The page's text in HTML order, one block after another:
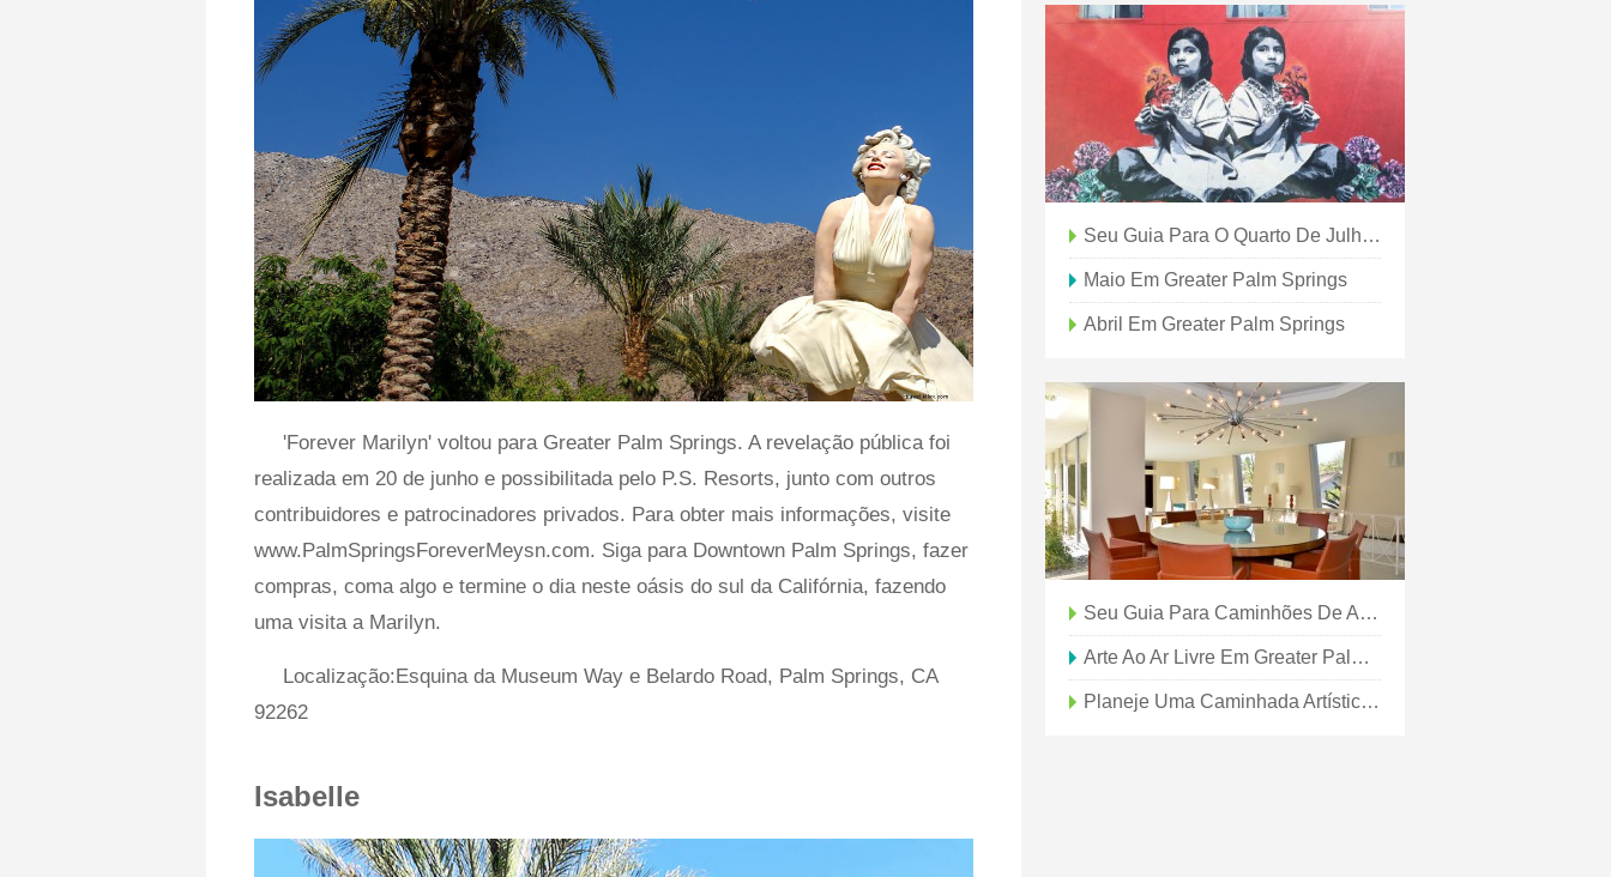
'Forever Marilyn' voltou para Greater Palm Springs. A revelação pública foi
realizada em 20 de junho e possibilitada pelo P.S. Resorts, junto com outros
contribuidores e patrocinadores privados. Para obter mais informações, visite
www.PalmSpringsForeverMeysn.com. Siga para Downtown Palm Springs, fazer
compras, coma algo e termine o dia neste oásis do sul da Califórnia, fazendo
uma visita a Marilyn.
Localização:Esquina da Museum Way e Belardo Road, Palm Springs, CA
92262
Isabelle
Seu Guia Para O Quarto De Julho Em Greater Palm Springs
Maio Em Greater Palm Springs
Abril Em Greater Palm Springs
Seu Guia Para Caminhões De Alimentos Em Greater Palm Springs
Arte Ao Ar Livre Em Greater Palm Springs
Planeje Uma Caminhada Artística Na Grande Palm Springs